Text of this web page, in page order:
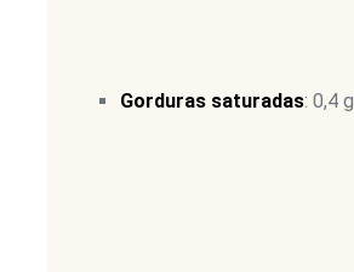
Gorduras saturadas: 0,4 g